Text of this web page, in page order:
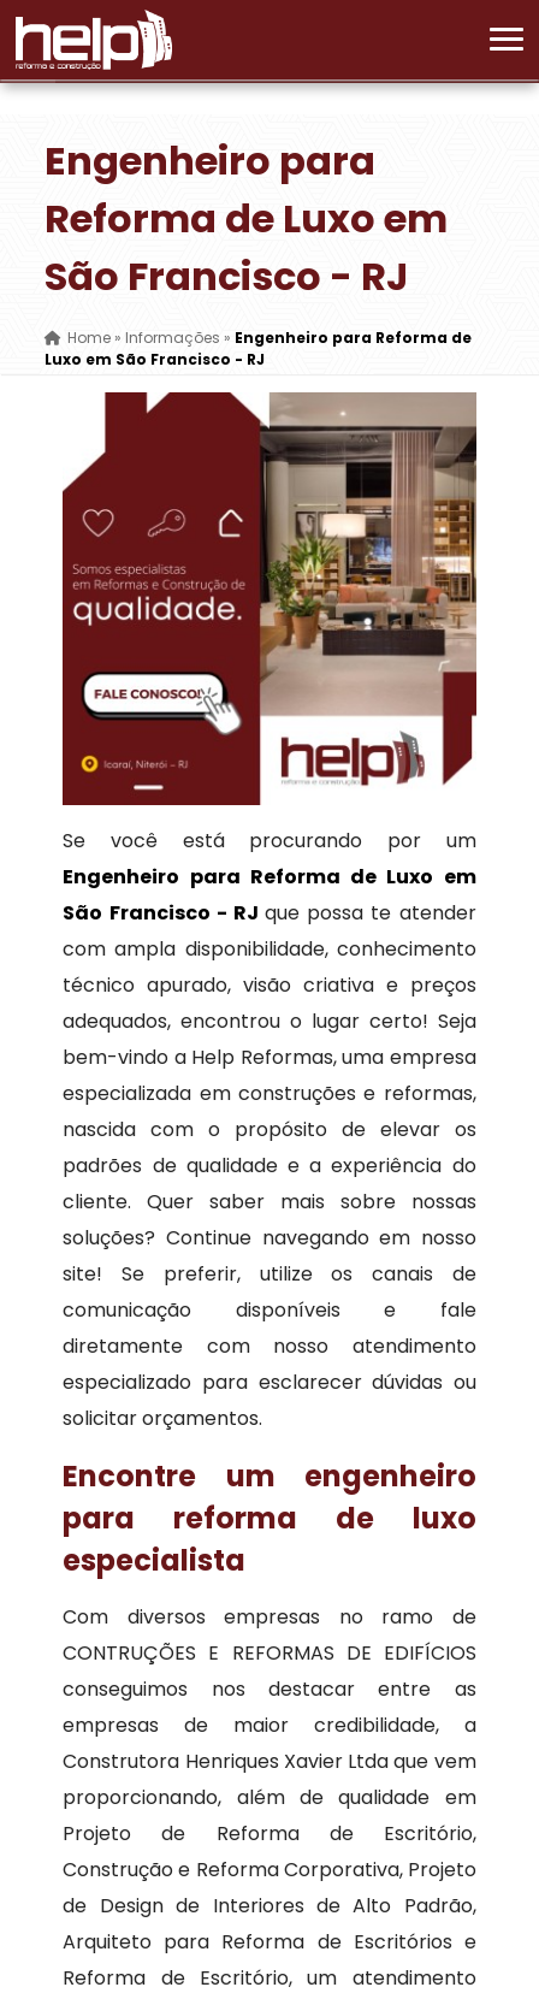
Engenheiro para
Reforma de Luxo em
São Francisco - RJ
Home »Informações » Engenheiro para Reforma de
Luxo em São Francisco - RJ
Se você está procurando por um
Engenheiro para Reforma de Luxo em
São Francisco - RJque possa te atender
com ampla disponibilidade, conhecimento
técnico apurado, visão criativa e preços
adequados, encontrou o lugar certo! Seja
bem-vindo a Help Reformas, uma empresa
especializada em construções e reformas,
nascida com o propósito de elevar os
padrões de qualidade e a experiência do
cliente. Quer saber mais sobre nossas
soluções? Continue navegando em nosso
site! Se preferir, utilize os canais de
comunicação disponíveis e fale
diretamente com nosso atendimento
especializado para esclarecer dúvidas ou
solicitar orçamentos.
Encontre um engenheiro
para reforma de luxo
especialista
Com diversos empresas no ramo de
CONTRUÇÕES E REFORMAS DE EDIFÍCIOS
conseguimos nos destacar entre as
empresas de maior credibilidade, a
Construtora Henriques Xavier Ltda que vem
proporcionando, além de qualidade em
Projeto de Reforma de Escritório,
Construção e Reforma Corporativa, Projeto
de Design de Interiores de Alto Padrão,
Arquiteto para Reforma de Escritórios e
Reforma de Escritório, um atendimento